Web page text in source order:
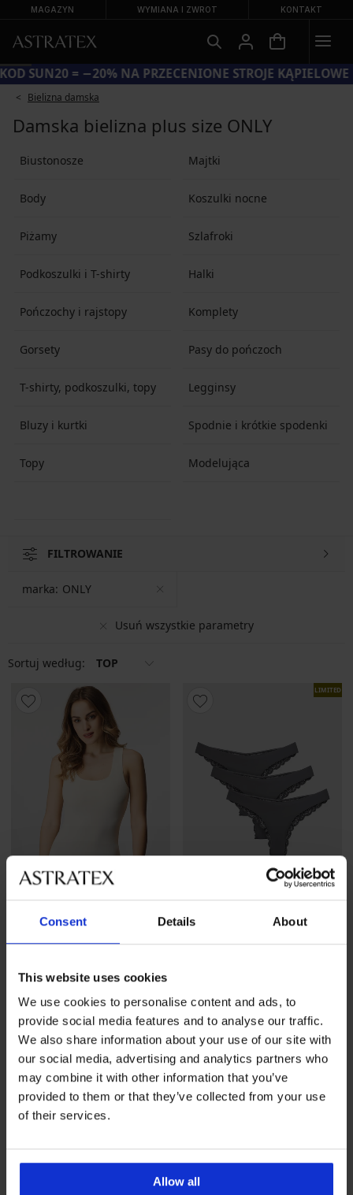
Consent Details About
This website uses cookies
We use cookies to personalise content and ads, to
provide social media features and to analyse our traffic.
We also share information about your use of our site with
our social media, advertising and analytics partners who
may combine it with other information that you’ve
provided to them or that they’ve collected from your use
of their services.
Allow all
MAGAZYN WYMIANA I ZWROT KONTAKT
KOD SUN20 = −20% NA PRZECENIONE STROJE KĄPIELOWE
Bielizna damska
Damska bielizna plus size ONLY
Biustonosze Majtki
Body Koszulki nocne
Piżamy Szlafroki
Podkoszulki i T-shirty Halki
Pończochy i rajstopy Komplety
Gorsety Pasy do pończoch
T-shirty, podkoszulki, topy Legginsy
Bluzy i kurtki Spodnie i krótkie spodenki
Topy Modelująca
FILTROWANIE
Usuń wszystkie parametry
marka: ONLY
Sortuj według: TOP
Zniżka
67,89 złPierwotna cena
96,99 zł
LIMITED
Najpopularniejsze marki
Astratex
Dorina Selene Jadea